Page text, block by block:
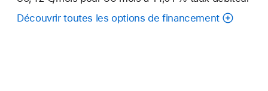
mois
Découvrir toutes les options de financement